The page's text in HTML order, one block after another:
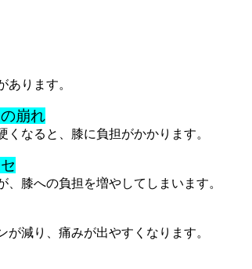
あります。
崩れ
なると、膝に負担がかかります。
、膝への負担を増やしてしまいます。
減り、痛みが出やすくなります。